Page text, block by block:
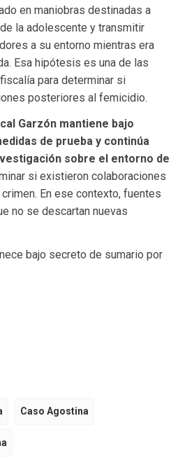
en maniobras destinadas a
la adolescente y transmitir
a su entorno mientras era
Esa hipótesis es una de las
para determinar si
posteriores al femicidio.
Garzón mantiene bajo
de prueba y continúa
sobre el entorno de
si existieron colaboraciones
En ese contexto, fuentes
no se descartan nuevas
bajo secreto de sumario por
Caso Agostina